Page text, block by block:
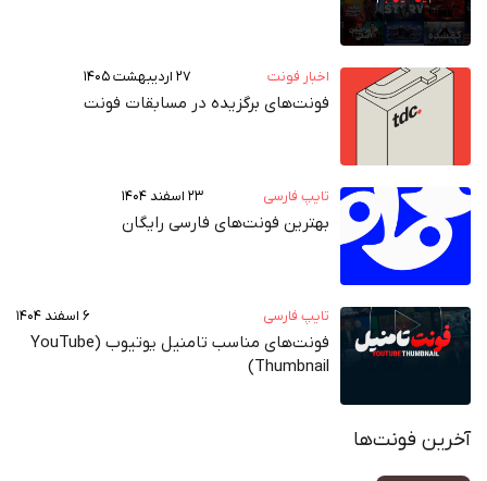
اخبار فونت
فونت‌های برگزیده در مسابقات فونت
تایپ فارسی
بهترین فونت‌های فارسی رایگان
تایپ فارسی
فونت‌های مناسب تامنیل یوتیوب (YouTube
Thumbnail)
فونت‌ها